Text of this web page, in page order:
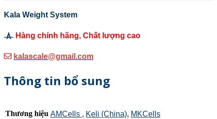
Kala Weight System
Hàng chính hãng, Chất lượng cao
kalascale@gmail.com
Thông tin bổ sung
Thương hiệu AMCells , Keli (China), MKCells